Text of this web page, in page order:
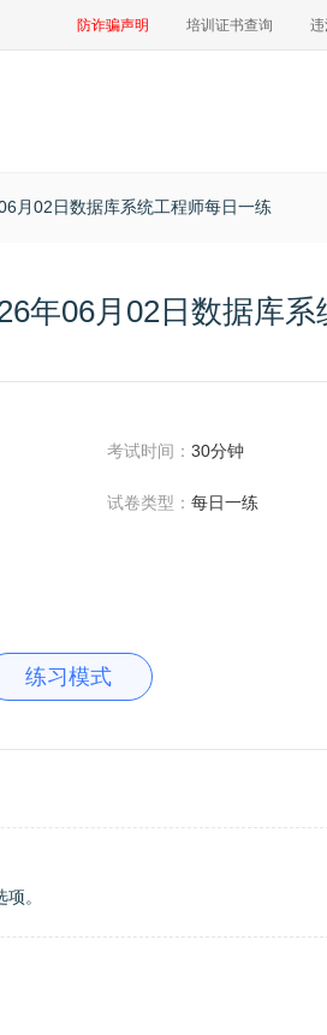
防诈骗声明 培训证书查询 违
月02日数据库系统工程师每日一练
年06月02日数据库
考试时间： 30分钟
试卷类型： 每日一练
练习模式
。